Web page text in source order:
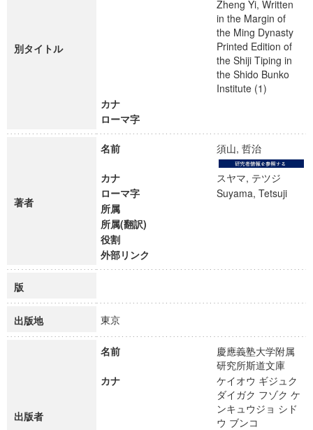
別タイトル
Zheng Yi, Written
in the Margin of
the Ming Dynasty
Printed Edition of
the Shiji Tiping in
the Shido Bunko
Institute (1)
カナ
ローマ字
著者
名前 須山, 哲治
カナ
スヤマ, テツジ
ローマ字
Suyama, Tetsuji
所属
所属(翻訳)
役割
外部リンク
版
出版地 東京
出版者
名前
慶應義塾大学附属
研究所斯道文庫
カナ
ケイオウ ギジュク
ダイガク フゾク ケ
ンキュウジョ シド
ウ ブンコ